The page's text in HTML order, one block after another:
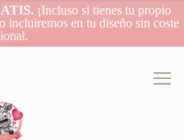
¡Incluso si tienes tu propio
incluiremos en tu diseño sin coste